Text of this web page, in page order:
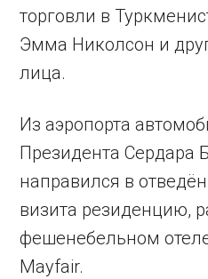
торговли в
Эмма Николсон и
лица.
Из аэропорта
Президента Сердара
направился в
визита резиденцию,
фешенебельном
Mayfair.